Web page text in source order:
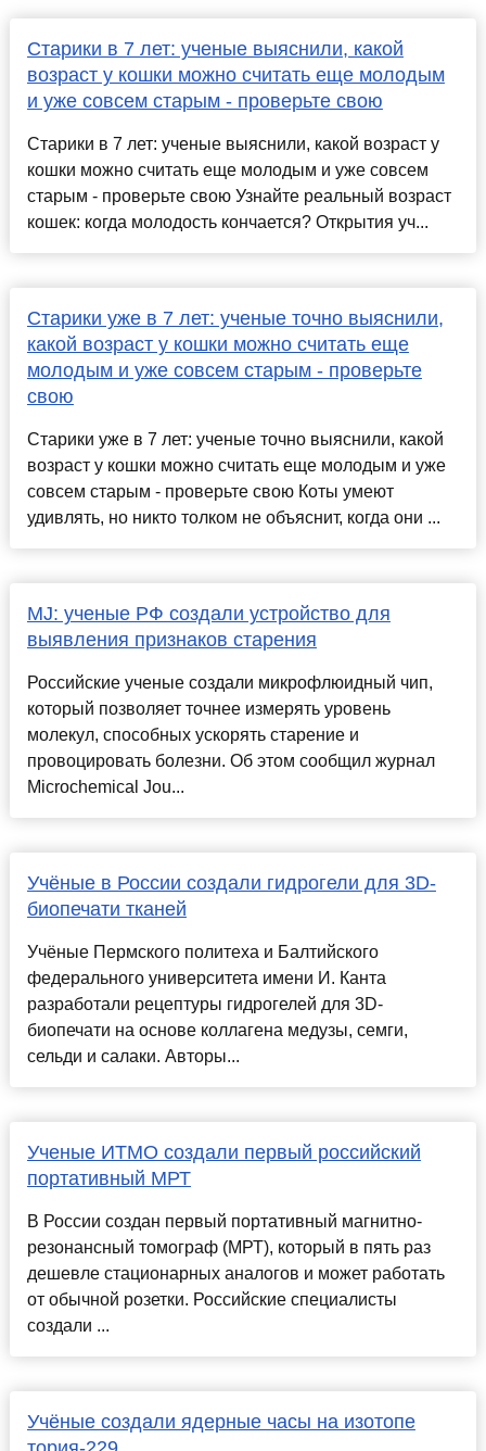
Старики в 7 лет: ученые выяснили, какой
возраст у кошки можно считать еще молодым
и уже совсем старым - проверьте свою
Старики в 7 лет: ученые выяснили, какой возраст у
кошки можно считать еще молодым и уже совсем
старым - проверьте свою Узнайте реальный возраст
кошек: когда молодость кончается? Открытия уч...
Старики уже в 7 лет: ученые точно выяснили,
какой возраст у кошки можно считать еще
молодым и уже совсем старым - проверьте
свою
Старики уже в 7 лет: ученые точно выяснили, какой
возраст у кошки можно считать еще молодым и уже
совсем старым - проверьте свою Коты умеют
удивлять, но никто толком не объяснит, когда они ...
MJ: ученые РФ создали устройство для
выявления признаков старения
Российские ученые создали микрофлюидный чип,
который позволяет точнее измерять уровень
молекул, способных ускорять старение и
провоцировать болезни. Об этом сообщил журнал
Microchemical Jou...
Учёные в России создали гидрогели для 3D-
биопечати тканей
Учёные Пермского политеха и Балтийского
федерального университета имени И. Канта
разработали рецептуры гидрогелей для 3D-
биопечати на основе коллагена медузы, семги,
сельди и салаки. Авторы...
Ученые ИТМО создали первый российский
портативный МРТ
В России создан первый портативный магнитно-
резонансный томограф (МРТ), который в пять раз
дешевле стационарных аналогов и может работать
от обычной розетки. Российские специалисты
создали ...
Учёные создали ядерные часы на изотопе